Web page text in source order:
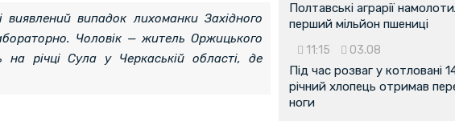
випадок лихоманки Західного
Чоловік — житель Оржицького
на річці Сула у Черкаській області, де
Полтавські аграрії
перший мільйон пшениці
11:15 03.08
Під час розваг у котловані
річний хлопець отримав
ноги